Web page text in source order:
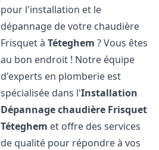
pour l'installation et le
dépannage de votre chaudière
Frisquet àTéteghem ? Vous êtes
au bon endroit ! Notre équipe
d'experts en plomberie est
spécialisée dans l'Installation
Dépannage chaudière Frisquet
Téteghem et offre des services
de qualité pour répondre à vos